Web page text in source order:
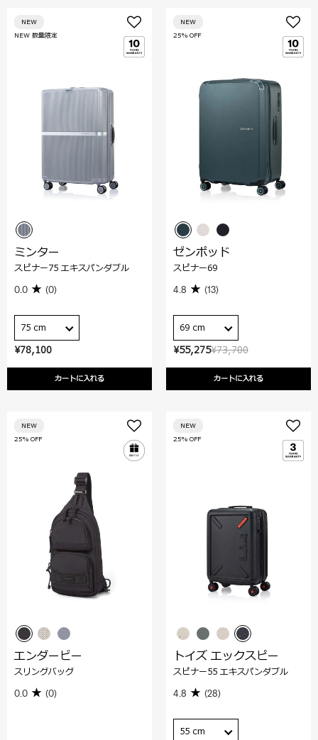
¥78,100
カートに入れる
NEW 数量限定
NEW
ミンター
スピナー75 エキスパンダブル
0.0 (0)
75 cm
¥73,700
¥55,275
カートに入れる
25% OFF
NEW
ゼンポッド
スピナー69
4.8 (13)
69 cm
25% OFF
NEW
エンダービー
スリングバッグ
0.0 (0)
25% OFF
NEW
トイズ エックスピー
スピナー55 エキスパンダブル
4.8 (28)
55 cm